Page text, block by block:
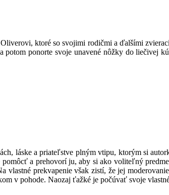
ktoré so svojimi rodičmi a ďalšími
potom ponorte svoje unavené nôžky do liečivej
láske a priateľstve plným vtipu, ktorým si
a prehovorí ju, aby si ako voliteľný
prekvapenie však zistí, že jej
v pohode. Naozaj ťažké je počúvať svoje